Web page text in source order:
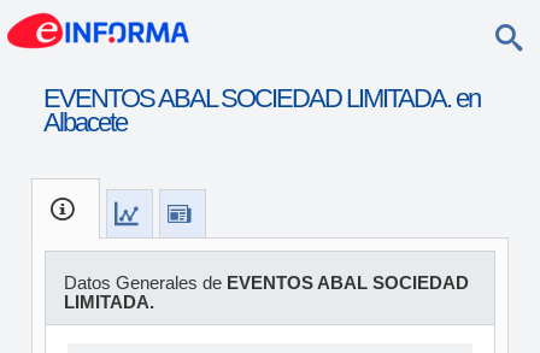
EVENTOS ABAL SOCIEDAD LIMITADA. en
Albacete
Datos Generales de EVENTOS ABAL SOCIEDAD
LIMITADA.